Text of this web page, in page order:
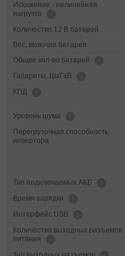
Искажение - нелинейная
нагрузка
Количество 12 В батарей
Вес, включая батареи
Общее кол-во батарей
Габариты, ШхГхВ
КПД
Уровень шума
Перегрузочная способность
инвертора
Тип подключаемых АКБ
Время зарядки
Интерфейс USB
Количество выходных разъемов
питания